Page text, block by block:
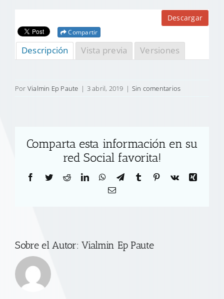
Descargar
Compartir
Descripción Vista previa Versiones
Por Vialmin Ep Paute | 3 abril, 2019 | Sin comentarios
Comparta esta información en su
red Social favorita!
Facebook
TwitterRedditLinkedInWhatsApp
TelegramTumblr Pinterest
Vk
Xing
Correo
Sobre el Autor:Vialmin Ep Paute